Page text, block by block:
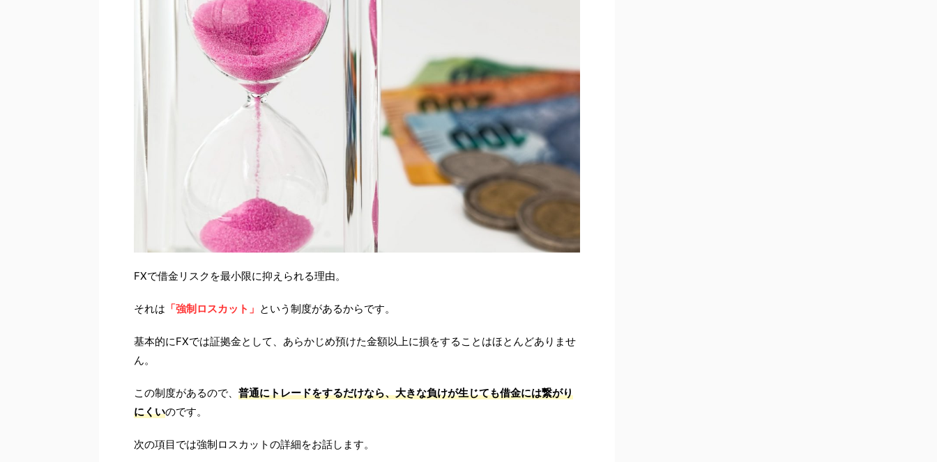
FXで借金リスクを最小限に抑えられる理由。
それは 「強制ロスカット」 という制度があるからです。
基本的にFXでは証拠金として、あらかじめ預けた金額以上に損をすることはほとんどありませ
ん。
この制度があるので、 普通にトレードをするだけなら、大きな負けが生じても借金には繋がり
にくいのです。
次の項目では強制ロスカットの詳細をお話します。